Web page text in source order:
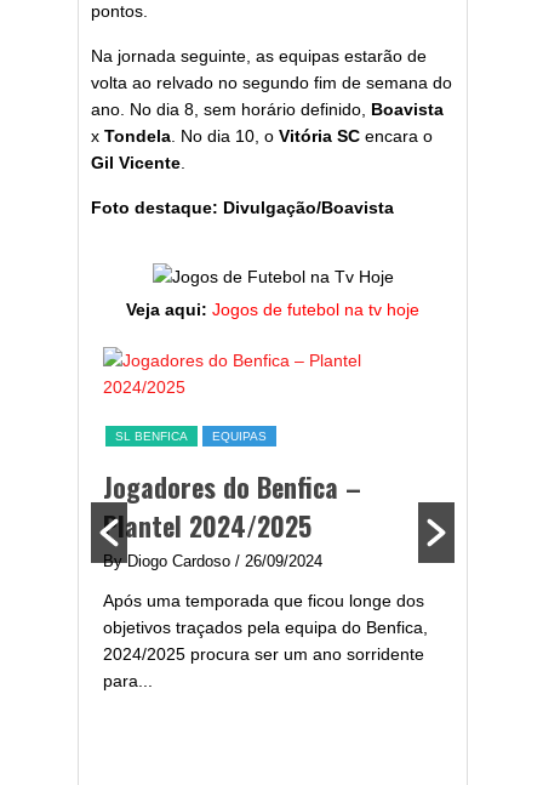
pontos.
Na jornada seguinte, as equipas estarão de
volta ao relvado no segundo fim de semana do
ano. No dia 8, sem horário definido, Boavista
x Tondela . No dia 10, o Vitória SC encara o
Gil Vicente
Foto destaque: Divulgação/Boavista
Veja aqui: Jogos de futebol na tv hoje
SL BENFICA EQUIPAS
Jogadores do Benfica –
Plantel 2024/2025
By Diogo Cardoso / 26/09/2024
Após uma temporada que ficou longe dos
objetivos traçados pela equipa do Benfica,
2024/2025 procura ser um ano sorridente
para...